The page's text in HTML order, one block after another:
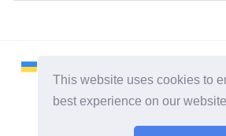
This website uses cookies to
best experience on our
2026 ©